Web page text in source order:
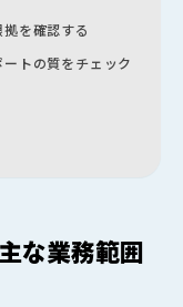
を確認する
トの質をチェック
な業務範囲